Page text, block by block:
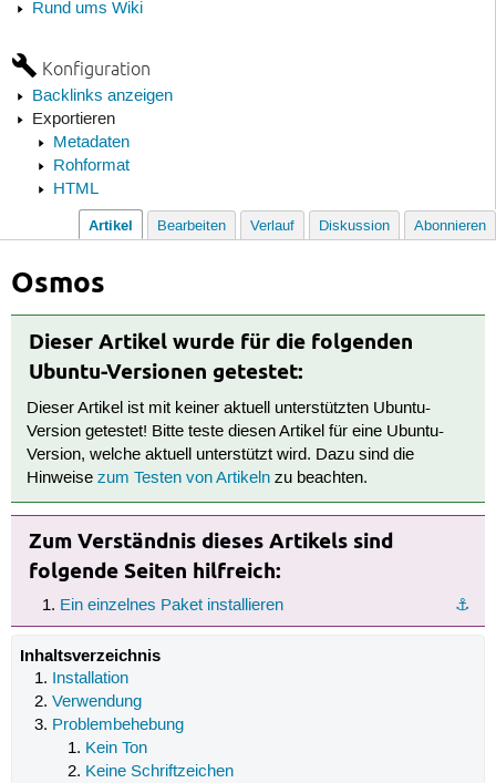
Rund ums Wiki
Konfiguration
Backlinks anzeigen
Exportieren
Metadaten
Rohformat
HTML
Artikel Bearbeiten Verlauf Diskussion Abonnieren
Osmos
Dieser Artikel wurde für die folgenden
Ubuntu-Versionen getestet:
Dieser Artikel ist mit keiner aktuell unterstützten Ubuntu-
Version getestet! Bitte teste diesen Artikel für eine Ubuntu-
Version, welche aktuell unterstützt wird. Dazu sind die
Hinweisezum Testen von Artikeln zu beachten.
Zum Verständnis dieses Artikels sind
folgende Seiten hilfreich:
⚓︎
Ein einzelnes Paket installieren
Inhaltsverzeichnis
Installation
Verwendung
Problembehebung
Kein Ton
Keine Schriftzeichen